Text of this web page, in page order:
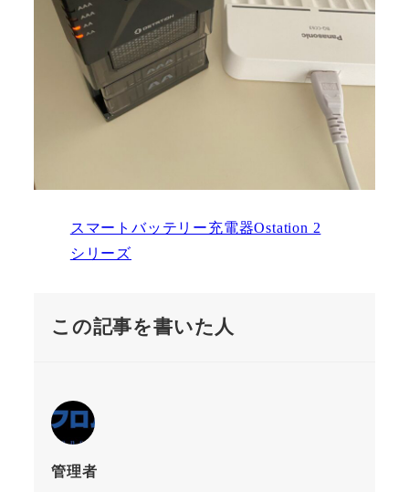
スマートバッテリー充電器Ostation 2
シリーズ
この記事を書いた人
管理者